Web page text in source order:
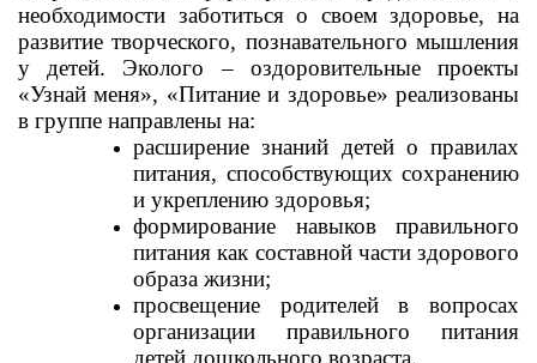
необходимости заботиться о своем здоровье, на
развитие творческого, познавательного мышления
у детей. Эколого – оздоровительные проекты
«Узнай меня», «Питание и здоровье» реализованы
в группе направлены на:
расширение знаний детей о правилах
питания, способствующих сохранению
и укреплению здоровья;
формирование навыков правильного
питания как составной части здорового
образа жизни;
просвещение родителей в вопросах
организации правильного питания
детей дошкольного возраста.